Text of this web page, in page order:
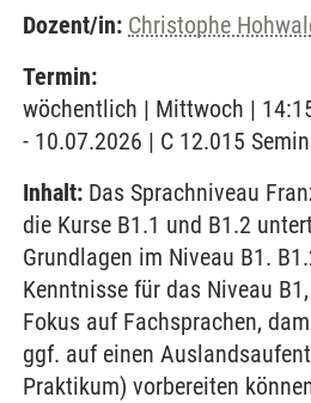
Dozent/in: Christophe
Termin:
wöchentlich | Mittwoch |
- 10.07.2026 | C 12.015
Inhalt: Das Sprachniveau
die Kurse B1.1 und B1.2
Grundlagen im Niveau B1.
Kenntnisse für das Niveau
Fokus auf Fachsprachen,
ggf. auf einen
Praktikum) vorbereiten